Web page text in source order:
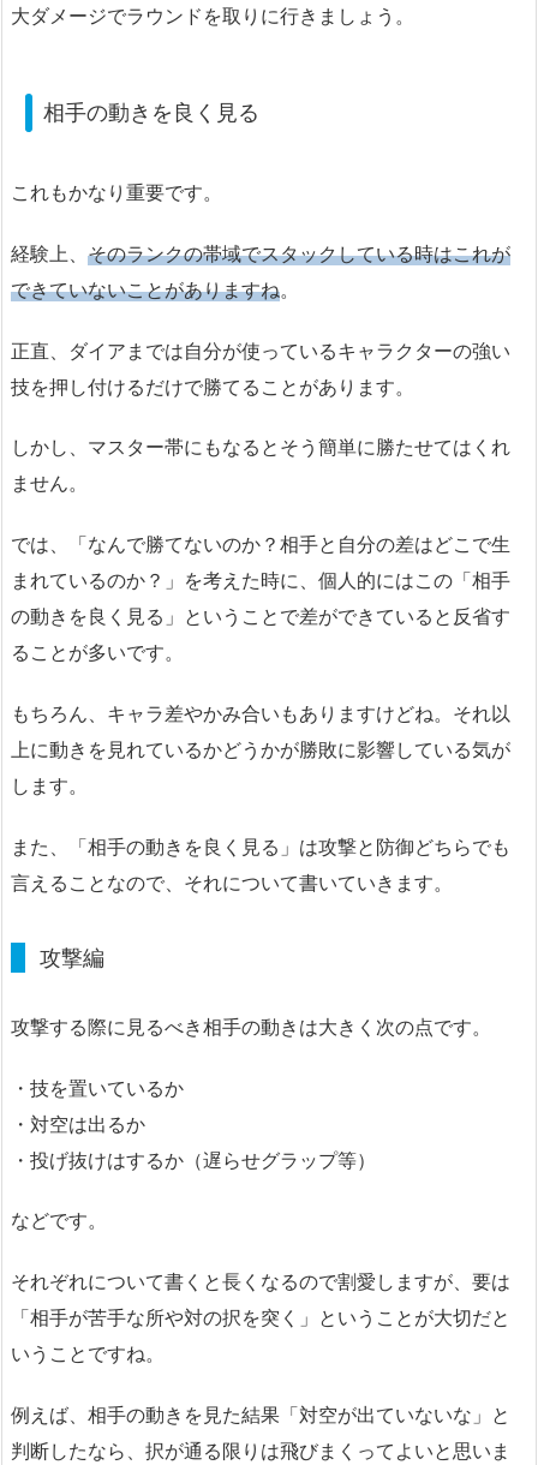
大ダメージでラウンドを取りに行きましょう。
相手の動きを良く見る
これもかなり重要です。
経験上、 そのランクの帯域でスタックしている時はこれが
できていないことがありますね。
正直、ダイアまでは自分が使っているキャラクターの強い
技を押し付けるだけで勝てることがあります。
しかし、マスター帯にもなるとそう簡単に勝たせてはくれ
ません。
では、「なんで勝てないのか？相手と自分の差はどこで生
まれているのか？」を考えた時に、個人的にはこの「相手
の動きを良く見る」ということで差ができていると反省す
ることが多いです。
もちろん、キャラ差やかみ合いもありますけどね。それ以
上に動きを見れているかどうかが勝敗に影響している気が
します。
また、「相手の動きを良く見る」は攻撃と防御どちらでも
言えることなので、それについて書いていきます。
攻撃編
攻撃する際に見るべき相手の動きは大きく次の点です。
・技を置いているか
・対空は出るか
・投げ抜けはするか（遅らせグラップ等）
などです。
それぞれについて書くと長くなるので割愛しますが、要は
「相手が苦手な所や対の択を突く」ということが大切だと
いうことですね。
例えば、相手の動きを見た結果「対空が出ていないな」と
判断したなら、択が通る限りは飛びまくってよいと思いま